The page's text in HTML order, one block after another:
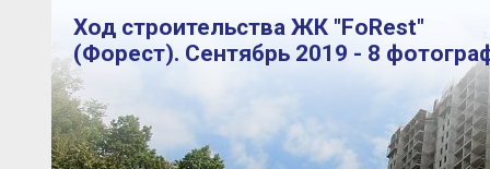
Ход строительства ЖК "FoRest"
(Форест). Сентябрь 2019 - 8